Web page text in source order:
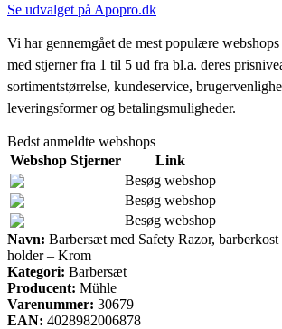
Se udvalget på Apopro.dk
Vi har gennemgået de mest populære
med stjerner fra 1 til 5 ud fra bl.a. deres
sortimentstørrelse, kundeservice,
leveringsformer og betalingsmuligheder.
Bedst anmeldte webshops
Webshop Stjerner
Link
Besøg webshop
Besøg webshop
Besøg webshop
Navn: Barbersæt med Safety Razor,
holder – Krom
Kategori: Barbersæt
Producent: Mühle
Varenummer: 30679
EAN: 4028982006878